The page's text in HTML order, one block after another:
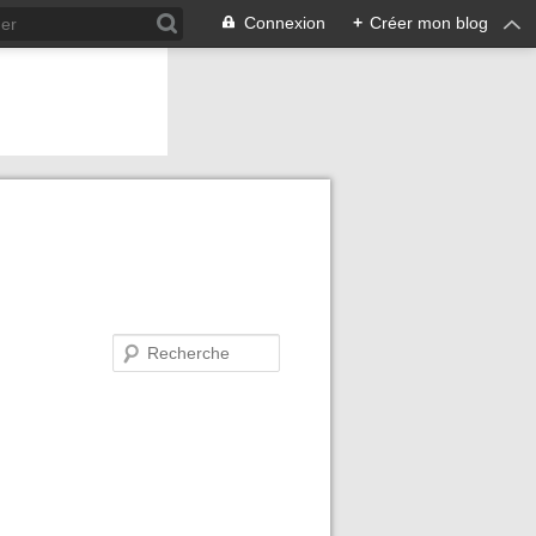
Connexion + Créer mon blog